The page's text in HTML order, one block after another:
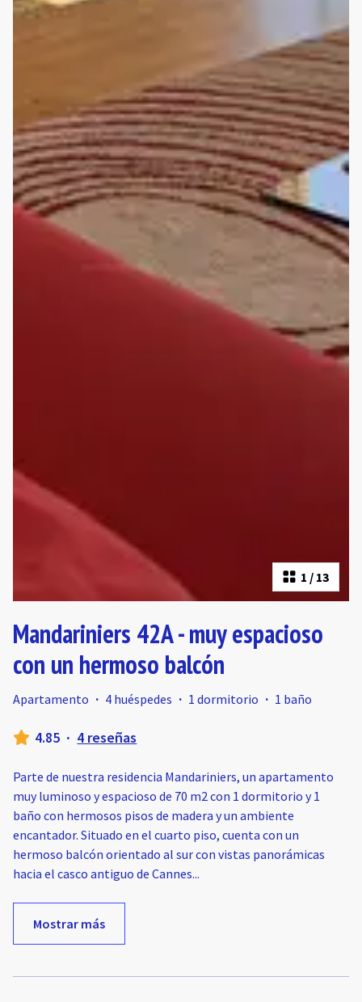
1 / 13
Mandariniers 42A - muy espacioso
con un hermoso balcón
Apartamento · 4 huéspedes · 1 dormitorio · 1 baño
4.85 · 4 reseñas
Parte de nuestra residencia Mandariniers, un apartamento
muy luminoso y espacioso de 70 m2 con 1 dormitorio y 1
baño con hermosos pisos de madera y un ambiente
encantador. Situado en el cuarto piso, cuenta con un
hermoso balcón orientado al sur con vistas panorámicas
hacia el casco antiguo de Cannes...
Mostrar más